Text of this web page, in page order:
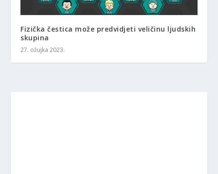
Fizička čestica može predvidjeti veličinu ljudskih
skupina
27. ožujka 2023.